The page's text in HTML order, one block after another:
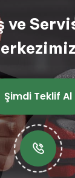
ve
Şimdi Teklif Al
Şimdi Teklif Al